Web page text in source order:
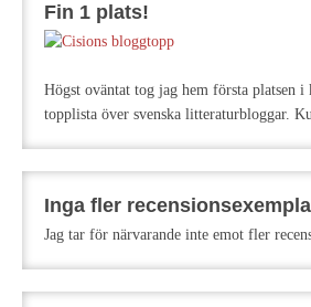
Fin 1 plats!
Högst oväntat tog jag hem första platsen i
topplista över svenska litteraturbloggar.
Inga fler
Jag tar för närvarande inte emot fler